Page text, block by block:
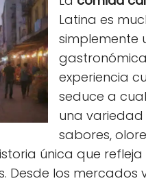
Latina es
simplemente
experiencia
seduce a
una
sabores,
única que refleja
Desde los mercados